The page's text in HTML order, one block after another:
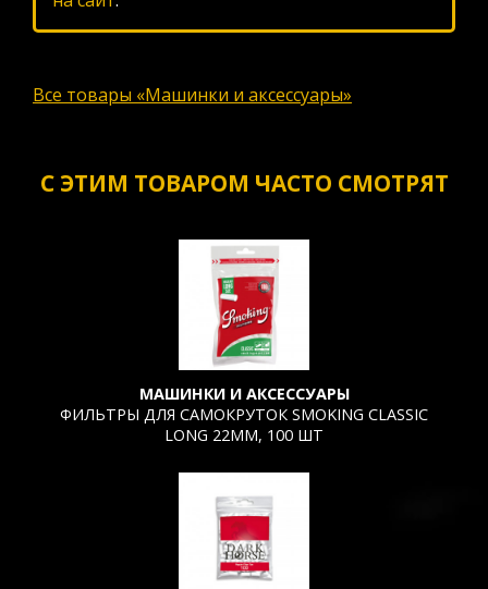
Все товары «Машинки и аксессуары»
С ЭТИМ ТОВАРОМ ЧАСТО СМОТРЯТ
МАШИНКИ И АКСЕССУАРЫ
ФИЛЬТРЫ ДЛЯ САМОКРУТОК SMOKING CLASSIC
LONG 22ММ, 100 ШТ